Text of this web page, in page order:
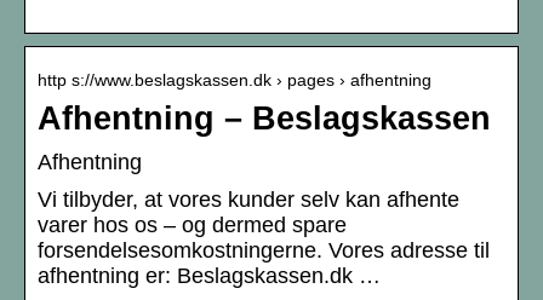
http s://www.beslagskassen.dk › pages › afhentning
Afhentning – Beslagskassen
Afhentning
Vi tilbyder, at vores kunder selv kan afhente
varer hos os – og dermed spare
forsendelsesomkostningerne. Vores adresse til
afhentning er: Beslagskassen.dk …